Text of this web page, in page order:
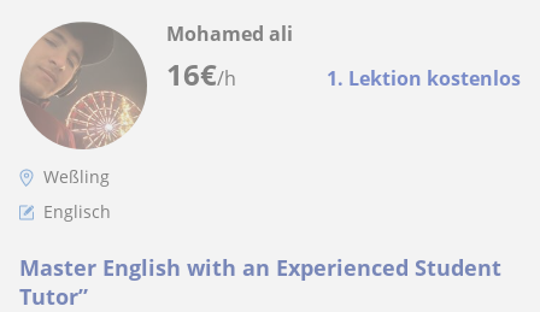
16€/h 1. Lektion kostenlos
Mohamed ali
Weßling
Englisch
Master English with an Experienced Student
Tutor”